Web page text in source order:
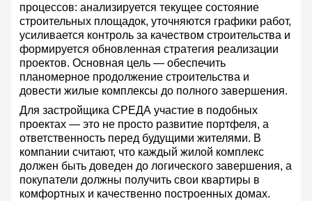
процессов: анализируется текущее состояние
строительных площадок, уточняются графики работ,
усиливается контроль за качеством строительства и
формируется обновленная стратегия реализации
проектов. Основная цель — обеспечить
планомерное продолжение строительства и
довести жилые комплексы до полного завершения.
Для застройщика СРЕДА участие в подобных
проектах — это не просто развитие портфеля, а
ответственность перед будущими жителями. В
компании считают, что каждый жилой комплекс
должен быть доведен до логического завершения, а
покупатели должны получить свои квартиры в
комфортных и качественно построенных домах.